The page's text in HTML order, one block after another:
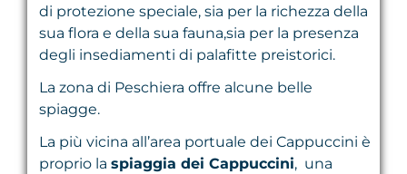
di protezione speciale, sia per la richezza della
sua flora e della sua fauna,sia per la presenza
degli insediamenti di palafitte preistorici.
La zona di Peschiera offre alcune belle
spiagge.
La più vicina all’area portuale dei Cappuccini è
proprio la spiaggia dei Cappuccini, una